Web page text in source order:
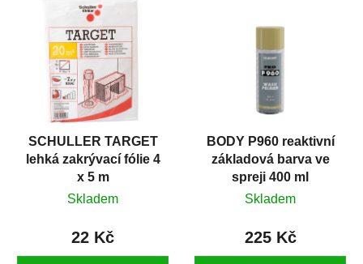
SCHULLER TARGET
lehká zakrývací fólie 4
x 5 m
Skladem
22 Kč
BODY P960 reaktivní
základová barva ve
spreji 400 ml
Skladem
225 Kč